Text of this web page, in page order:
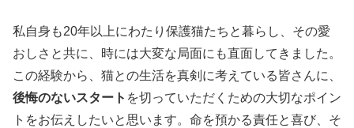
私自身も20年以上にわたり保護猫たちと暮らし、その愛
おしさと共に、時には大変な局面にも直面してきました。
この経験から、猫との生活を真剣に考えている皆さんに、
後悔のないスタート を切っていただくための大切なポイン
トをお伝えしたいと思います。命を預かる責任と喜び、そ